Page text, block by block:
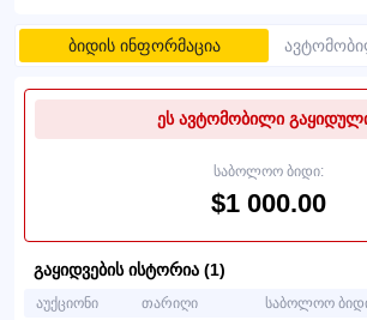
ბიდის ინფორმაცია
ეს ავტომობილი
საბოლოო ბიდი:
$1 000.00
გაყიდვების ისტორია (1)
აუქციონი თარიღი საბოლოო